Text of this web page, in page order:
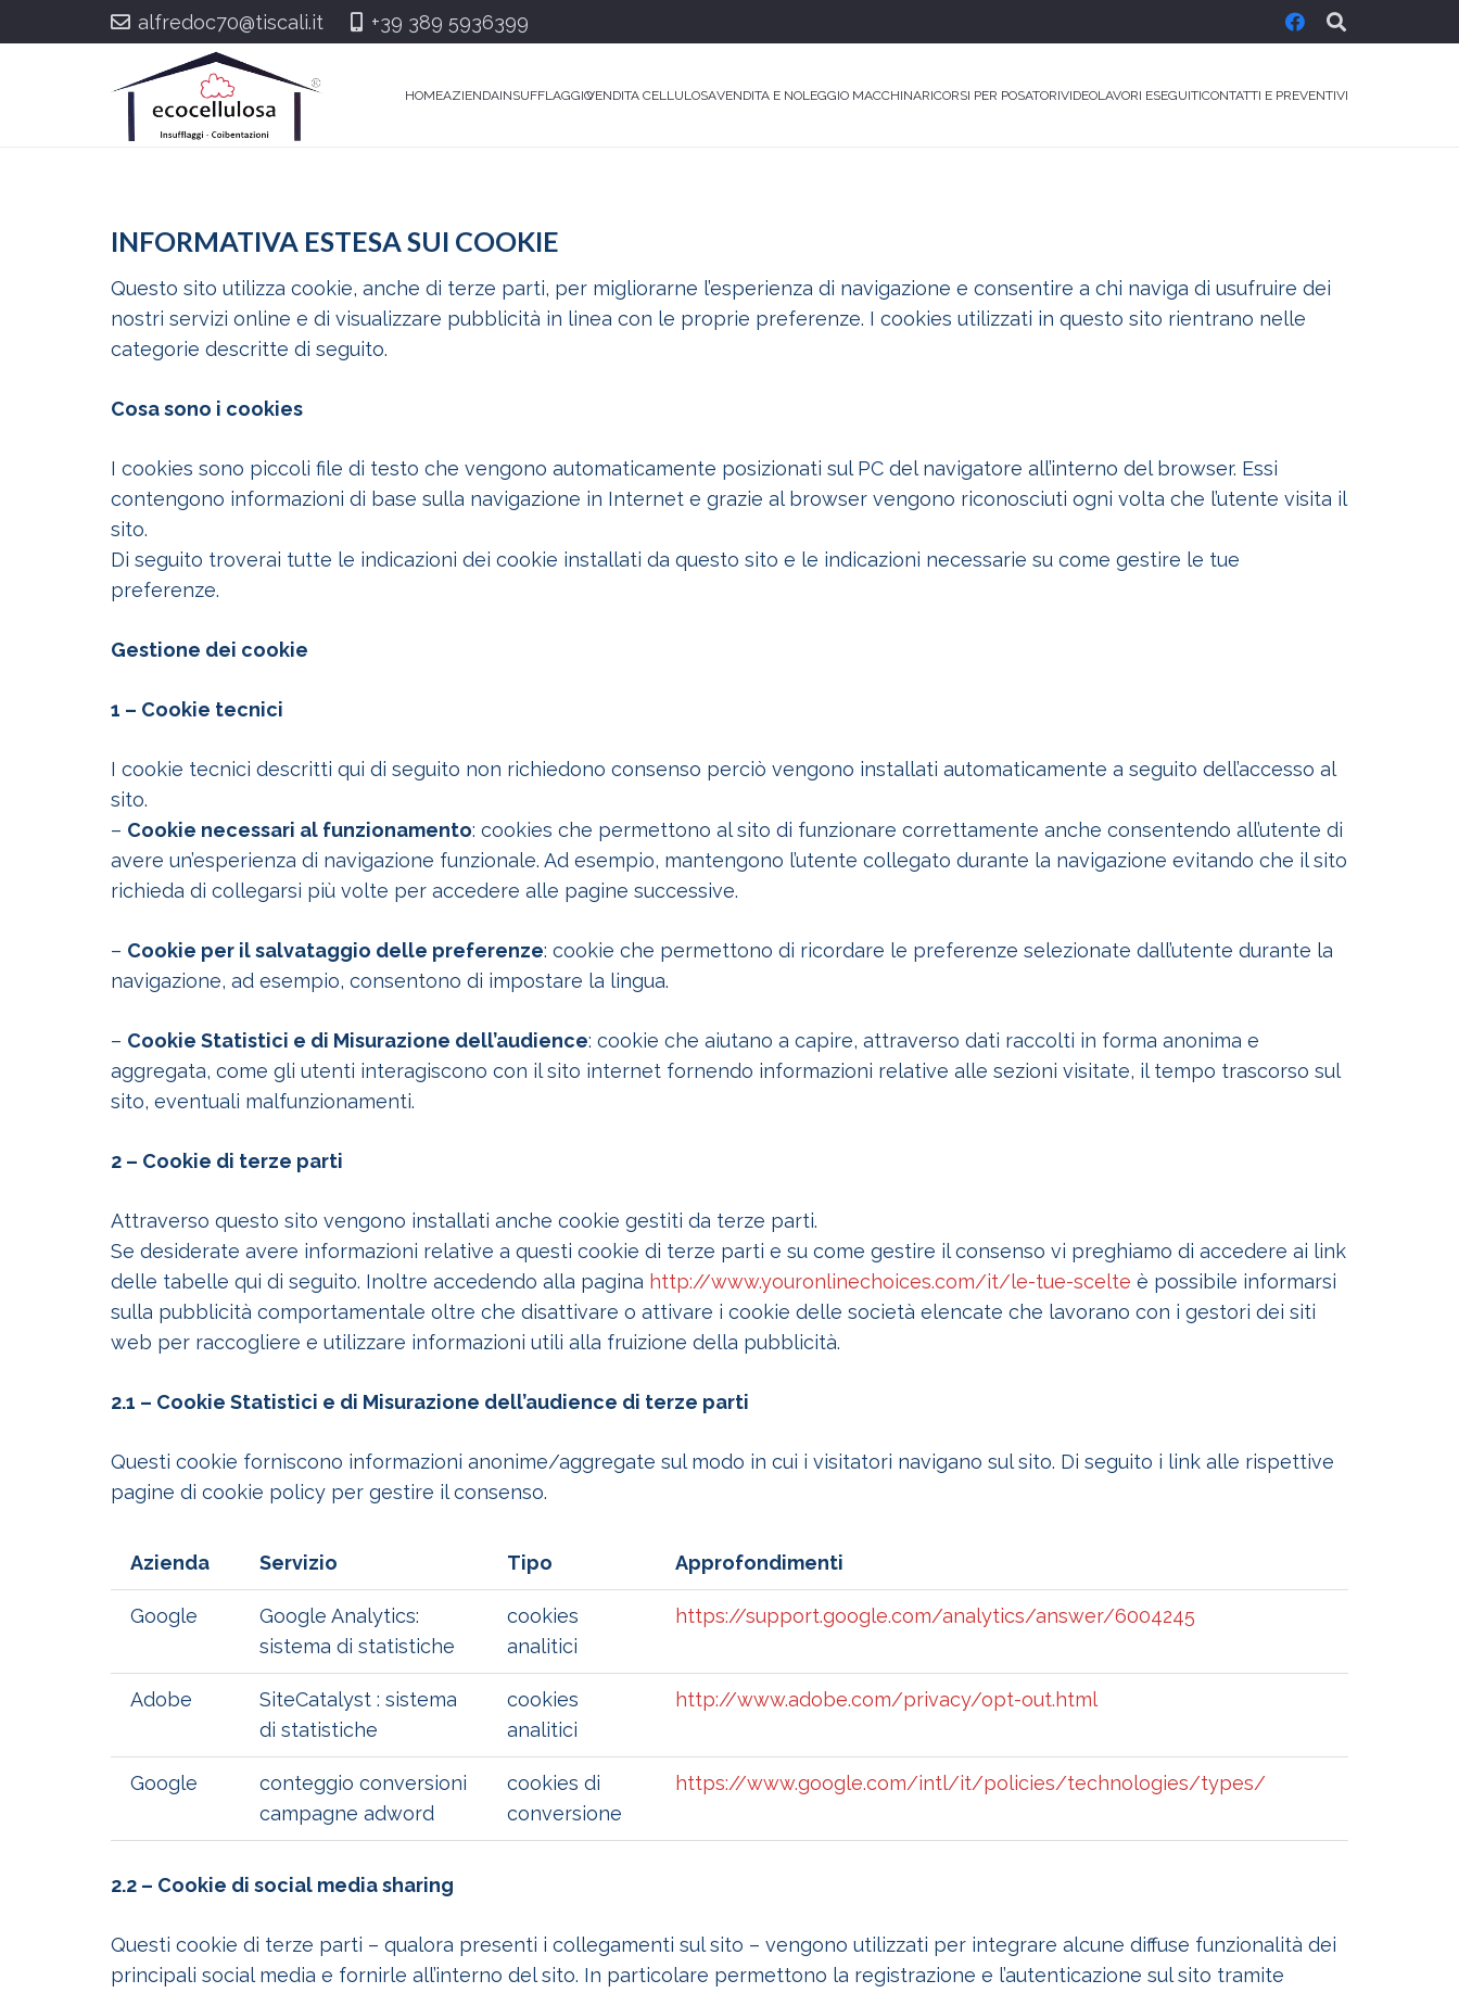
alfredoc70@tiscali.it +39 389 5936399
HOMEAZIENDAINSUFFLAGGIOVENDITA CELLULOSAVENDITA E NOLEGGIO MACCHINARICORSI PER POSATORIVIDEOLAVORI ESEGUITICONTATTI E PREVENTIVI
INFORMATIVA ESTESA SUI COOKIE
Questo sito utilizza cookie, anche di terze parti, per migliorarne l’esperienza di navigazione e consentire a chi naviga di usufruire dei
nostri servizi online e di visualizzare pubblicità in linea con le proprie preferenze. I cookies utilizzati in questo sito rientrano nelle
categorie descritte di seguito.
Cosa sono i cookies
I cookies sono piccoli file di testo che vengono automaticamente posizionati sul PC del navigatore all’interno del browser. Essi
contengono informazioni di base sulla navigazione in Internet e grazie al browser vengono riconosciuti ogni volta che l’utente visita il
sito.
Di seguito troverai tutte le indicazioni dei cookie installati da questo sito e le indicazioni necessarie su come gestire le tue
preferenze.
Gestione dei cookie
1 – Cookie tecnici
I cookie tecnici descritti qui di seguito non richiedono consenso perciò vengono installati automaticamente a seguito dell’accesso al
sito.
– Cookie necessari al funzionamento: cookies che permettono al sito di funzionare correttamente anche consentendo all’utente di
avere un’esperienza di navigazione funzionale. Ad esempio, mantengono l’utente collegato durante la navigazione evitando che il sito
richieda di collegarsi più volte per accedere alle pagine successive.
– Cookie per il salvataggio delle preferenze: cookie che permettono di ricordare le preferenze selezionate dall’utente durante la
navigazione, ad esempio, consentono di impostare la lingua.
– Cookie Statistici e di Misurazione dell’audience: cookie che aiutano a capire, attraverso dati raccolti in forma anonima e
aggregata, come gli utenti interagiscono con il sito internet fornendo informazioni relative alle sezioni visitate, il tempo trascorso sul
sito, eventuali malfunzionamenti.
2 – Cookie di terze parti
Attraverso questo sito vengono installati anche cookie gestiti da terze parti.
Se desiderate avere informazioni relative a questi cookie di terze parti e su come gestire il consenso vi preghiamo di accedere ai link
delle tabelle qui di seguito. Inoltre accedendo alla pagina http://www.youronlinechoices.com/it/le-tue-scelte è possibile informarsi
sulla pubblicità comportamentale oltre che disattivare o attivare i cookie delle società elencate che lavorano con i gestori dei siti
web per raccogliere e utilizzare informazioni utili alla fruizione della pubblicità.
2.1 – Cookie Statistici e di Misurazione dell’audience di terze parti
Questi cookie forniscono informazioni anonime/aggregate sul modo in cui i visitatori navigano sul sito. Di seguito i link alle rispettive
pagine di cookie policy per gestire il consenso.
Azienda Servizio Tipo Approfondimenti
Google
Google Analytics:
sistema di statistiche
cookies
analitici
https://support.google.com/analytics/answer/6004245
Adobe
SiteCatalyst : sistema
di statistiche
cookies
analitici
http://www.adobe.com/privacy/opt-out.html
Google
conteggio conversioni
campagne adword
cookies di
conversione
https://www.google.com/intl/it/policies/technologies/types/
2.2 – Cookie di social media sharing
Questi cookie di terze parti – qualora presenti i collegamenti sul sito – vengono utilizzati per integrare alcune diffuse funzionalità dei
principali social media e fornirle all’interno del sito. In particolare permettono la registrazione e l’autenticazione sul sito tramite